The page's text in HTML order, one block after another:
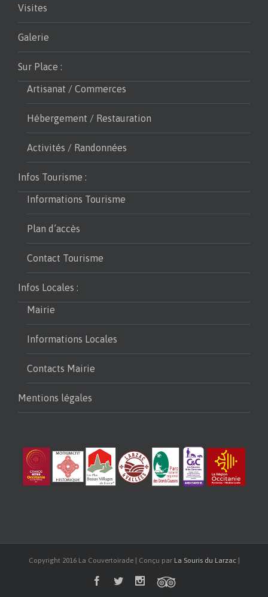
Visites
Galerie
Sur Place :
Artisanat / Commerces
Hébergement / Restauration
Activités / Randonnées
Infos Tourisme :
Informations Tourisme
Plan d’accès
Contact Tourisme
Infos Locales :
Mairie
Informations Locales
Contacts Mairie
Mentions légales
Copyright 2016 La Couvertoirade | Conçu par La Souris du Larzac|